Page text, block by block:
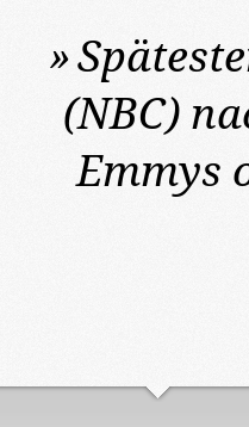
»
(NBC)
Emmys